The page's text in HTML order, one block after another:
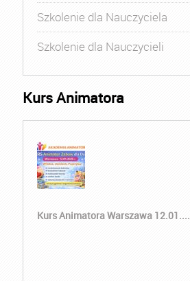
Szkolenie dla Nauczyciela
Szkolenie dla Nauczycieli
Kurs Animatora
Kurs Animatora Warszawa 12.01....